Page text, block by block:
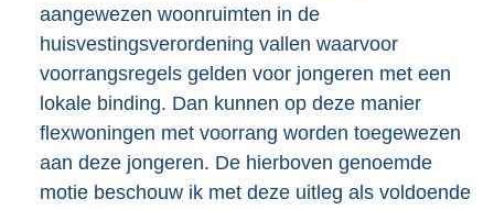
aangewezen woonruimten in de
huisvestingsverordening vallen waarvoor
voorrangsregels gelden voor jongeren met een
lokale binding. Dan kunnen op deze manier
flexwoningen met voorrang worden toegewezen
aan deze jongeren. De hierboven genoemde
motie beschouw ik met deze uitleg als voldoende